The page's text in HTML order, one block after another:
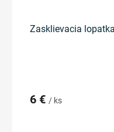
Zasklievacia
6 € / ks